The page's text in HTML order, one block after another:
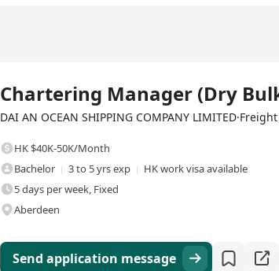
Chartering Manager (Dry
DAI AN OCEAN SHIPPING COMPANY
HK $40K-50K/Month
Bachelor
3 to 5 yrs exp
HK work visa available
5 days per week, Fixed
Aberdeen
Send application message